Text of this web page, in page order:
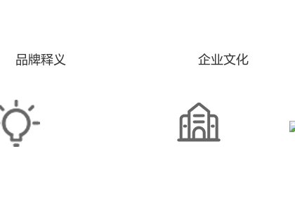
品牌释义 企业文化